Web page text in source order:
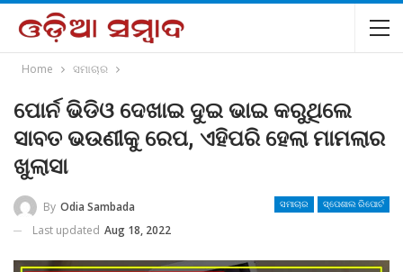
Home ସମାଚାର
ପୋର୍ନ ଭିଡିଓ ଦେଖାଇ ଦୁଇ ଭାଇ କରୁଥିଲେ
ସାବତ ଭଉଣୀକୁ ରେପ, ଏହିପରି ହେଲା ମାମଲାର
ଖୁଲାସା
ସମାଚାର ସ୍ପେଶାଲ ରିପୋର୍ଟ
By Odia Sambada
Last updated Aug 18, 2022